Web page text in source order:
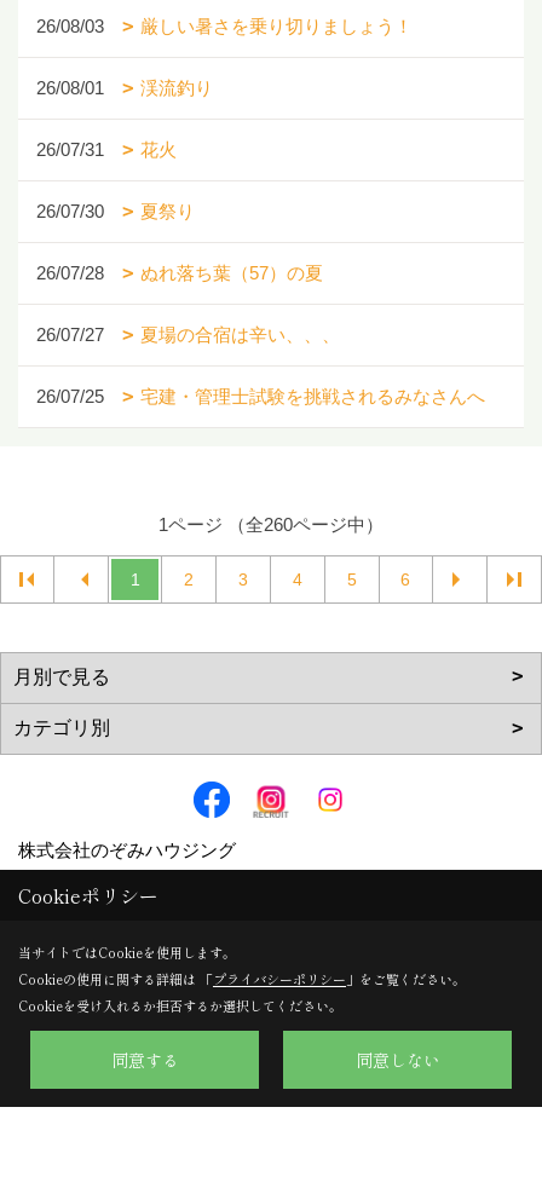
26/08/03 厳しい暑さを乗り切りましょう！
26/08/01 渓流釣り
26/07/31 花火
26/07/30 夏祭り
26/07/28 ぬれ落ち葉（57）の夏
26/07/27 夏場の合宿は辛い、、、
26/07/25 宅建・管理士試験を挑戦されるみなさんへ
1ページ （全260ページ中）
1 2 3 4 5 6
株式会社のぞみハウジング
〒617-0002
TEL： 0120-57-0707/075-924-0707
FAX：075-924-0770
＜営業時間＞9:30～18:00
＜定休日＞日曜日・水曜日
Cookieポリシー
当サイトではCookieを使用します。
Cookieの使用に関する詳細は 「プライバシーポリシー 」をご覧ください。
Cookieを受け入れるか拒否するか選択してください。
同意する 同意しない